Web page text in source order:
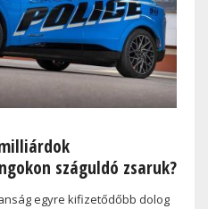
száguldó zsaruk?
egyre kifizetődőbb dolog